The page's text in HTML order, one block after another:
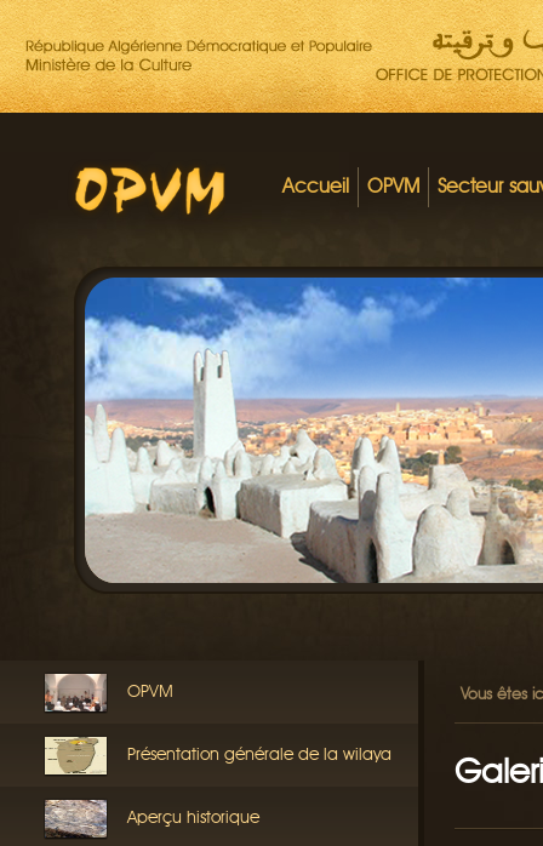
Accueil OPVM Secteur
OPVM
Présentation générale de la wilaya
Aperçu historique
Vous êtes